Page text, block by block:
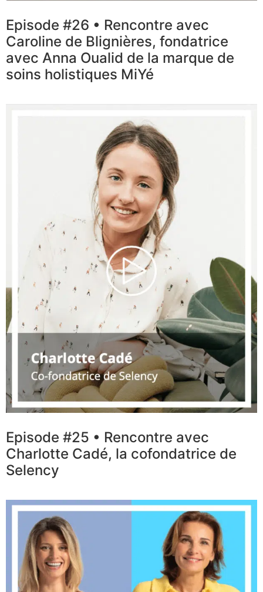
Episode #26 • Rencontre avec
Caroline de Blignières, fondatrice
avec Anna Oualid de la marque de
soins holistiques MiYé
Episode #25 • Rencontre avec
Charlotte Cadé, la cofondatrice de
Selency